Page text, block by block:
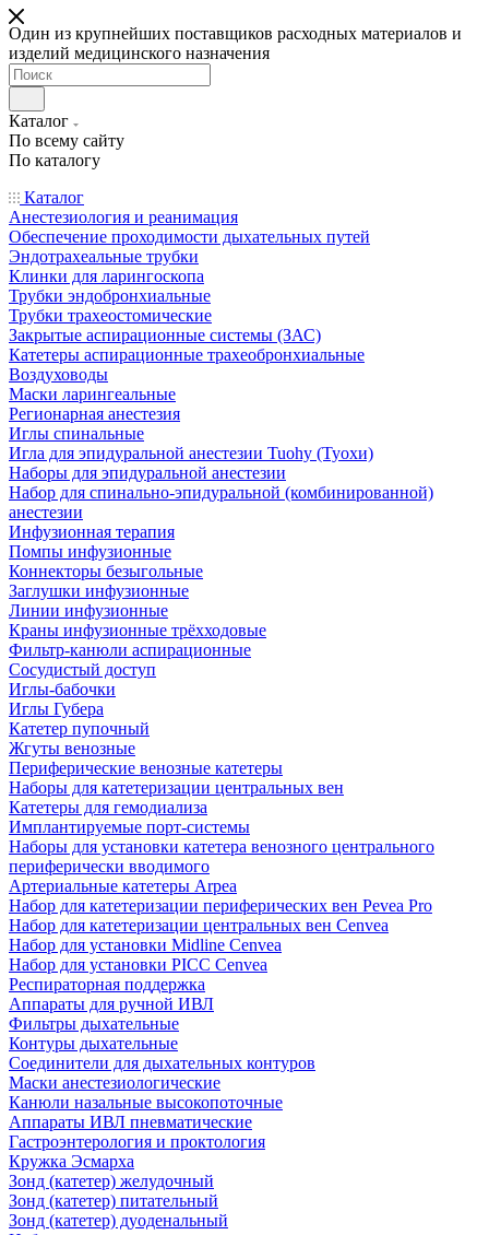
Один из крупнейших поставщиков расходных материалов и
изделий медицинского назначения
Каталог
По всему сайту
По каталогу
Каталог
Анестезиология и реанимация
Обеспечение проходимости дыхательных путей
Эндотрахеальные трубки
Клинки для ларингоскопа
Трубки эндобронхиальные
Трубки трахеостомические
Закрытые аспирационные системы (ЗАС)
Катетеры аспирационные трахеобронхиальные
Воздуховоды
Маски ларингеальные
Регионарная анестезия
Иглы спинальные
Игла для эпидуральной анестезии Tuohy (Туохи)
Наборы для эпидуральной анестезии
Набор для спинально-эпидуральной (комбинированной)
анестезии
Инфузионная терапия
Помпы инфузионные
Коннекторы безыгольные
Заглушки инфузионные
Линии инфузионные
Краны инфузионные трёхходовые
Фильтр-канюли аспирационные
Сосудистый доступ
Иглы-бабочки
Иглы Губера
Катетер пупочный
Жгуты венозные
Периферические венозные катетеры
Наборы для катетеризации центральных вен
Катетеры для гемодиализа
Имплантируемые порт‑системы
Наборы для установки катетера венозного центрального
периферически вводимого
Артериальные катетеры Arpea
Набор для катетеризации периферических вен Pevea Pro
Набор для катетеризации центральных вен Cenvea
Набор для установки Midline Cenvea
Набор для установки PICC Cenvea
Респираторная поддержка
Аппараты для ручной ИВЛ
Фильтры дыхательные
Контуры дыхательные
Соединители для дыхательных контуров
Маски анестезиологические
Канюли назальные высокопоточные
Аппараты ИВЛ пневматические
Гастроэнтерология и проктология
Кружка Эсмарха
Зонд (катетер) желудочный
Зонд (катетер) питательный
Зонд (катетер) дуоденальный